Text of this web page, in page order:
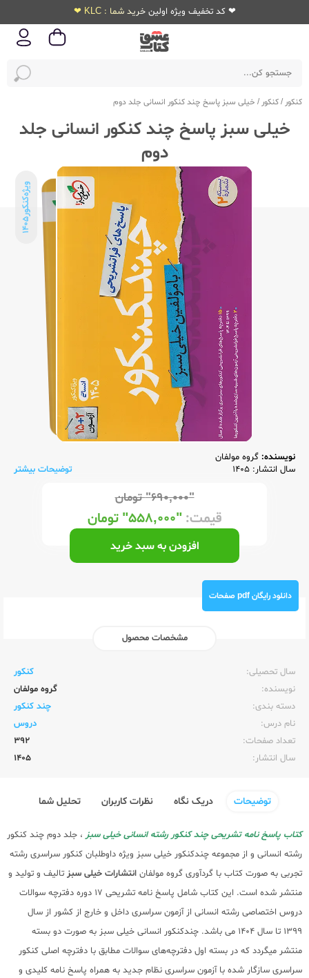
❤ کد تخفیف ویژه اولین خرید شما : KLC ❤
کنکور /کنکور / خیلی سبز پاسخ چند کنکور انسانی جلد دوم
خیلی سبز پاسخ چند کنکور انسانی جلد
دوم
ویژه‌کنکور
1405
نویسنده: گروه مولفان
سال انتشار: 1405
توضیحات بیشتر
"۶۹۰,۰۰۰" تومان
قیمت:"۵۵۸,۰۰۰" تومان
افزودن به سبد خرید
دانلود رایگان pdf صفحات
مشخصات محصول
سال تحصیلی:‌
کنکور
نویسنده:‌
گروه مولفان
دسته بندی:
چند کنکور
نام درس:
دروس
تعداد صفحات:‌
392
سال انتشار:‌
1405
توضیحات دریک نگاه نظرات کاربران تحلیل شما
کتاب پاسخ نامه تشریحی چند کنکور رشته انسانی خیلی سبز، جلد دوم چند کنکور
رشته انسانی و از مجموعه چندکنکور خیلی سبز ویژه داوطلبان کنکور سراسری رشته
تجربی به صورت کتاب با گردآوری گروه مولفان انتشارات خیلی سبز تالیف و تولید و
منتشر شده است. این کتاب شامل پاسخ نامه تشریحی 17 دوره دفترچه سوالات
دروس اختصاصی رشته انسانی از آزمون سراسری داخل و خارج از کشور از سال
1399 تا سال 1404 می باشد. چندکنکور انسانی خیلی سبز به صورت دو بسته
منتشر میگردد که در بسته اول دفترچه‌های سوالات مطابق با دفترچه اصلی کنکور
سراسری سازگار شده با آزمون سراسری نظام جدید به همراه پاسخ نامه کلیدی و